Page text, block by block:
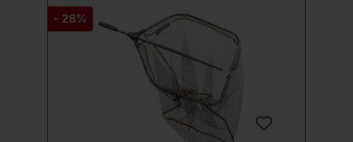
- 28%